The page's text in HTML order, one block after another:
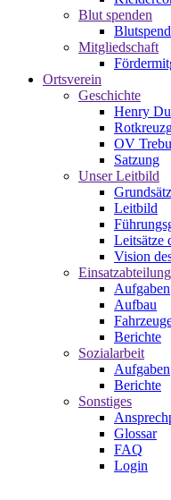
Blut spenden
Mitgliedschaft
Ortsverein
Geschichte
Henry
OV
Satzung
Unser Leitbild
Leitbild
Leitsätze
Vision
Einsatzabteilung
Aufgaben
Aufbau
Berichte
Sozialarbeit
Aufgaben
Berichte
Sonstiges
Glossar
FAQ
Login